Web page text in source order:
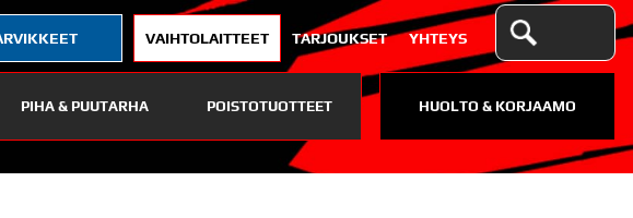
VAIHTOLAITTEET TARJOUKSET YHTEYS
PIHA & PUUTARHA POISTOTUOTTEET HUOLTO & KORJAAMO